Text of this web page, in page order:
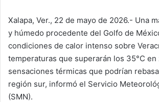
Xalapa, Ver., 22 de mayo de 2026.- Una
y húmedo procedente del Golfo de
condiciones de calor intenso sobre
temperaturas que superarán los 35°C en
sensaciones térmicas que podrían
región sur, informó el Servicio
(SMN).